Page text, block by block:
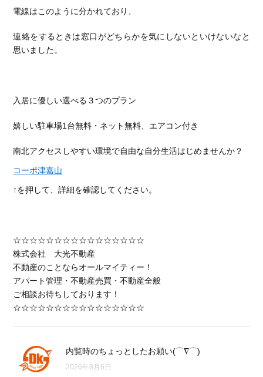
電線はこのように分かれており、
連絡をするときは窓口がどちらかを気にしないといけないなと
思いました。
入居に優しい選べる３つのプラン
嬉しい駐車場1台無料・ネット無料、エアコン付き
南北アクセスしやすい環境で自由な自分生活はじめませんか？
コーポ津嘉山
↑を押して、詳細を確認してください。
☆☆☆☆☆☆☆☆☆☆☆☆☆☆☆☆
株式会社 大光不動産
不動産のことならオールマイティー！
アパート管理・不動産売買・不動産全般
ご相談お待ちしております！
☆☆☆☆☆☆☆☆☆☆☆☆☆☆☆☆
内覧時のちょっとしたお願い(⌒∇⌒)
2026年8月6日